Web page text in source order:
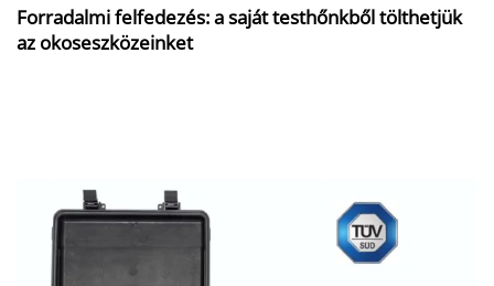
Forradalmi felfedezés: a saját testhőnkből tölthetjük
az okoseszközeinket